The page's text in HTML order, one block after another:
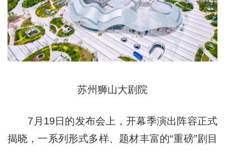
苏州狮山大剧院
7月19日的发布会上，开幕季演出阵容正式
揭晓，一系列形式多样、题材丰富的“重磅”剧目